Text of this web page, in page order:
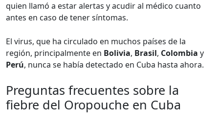
quien llamó a estar alertas y acudir al médico cuanto
antes en caso de tener síntomas.
El virus, que ha circulado en muchos países de la
región, principalmente en Bolivia, Brasil, Colombia y
Perú, nunca se había detectado en Cuba hasta ahora.
Preguntas frecuentes sobre la
fiebre del Oropouche en Cuba